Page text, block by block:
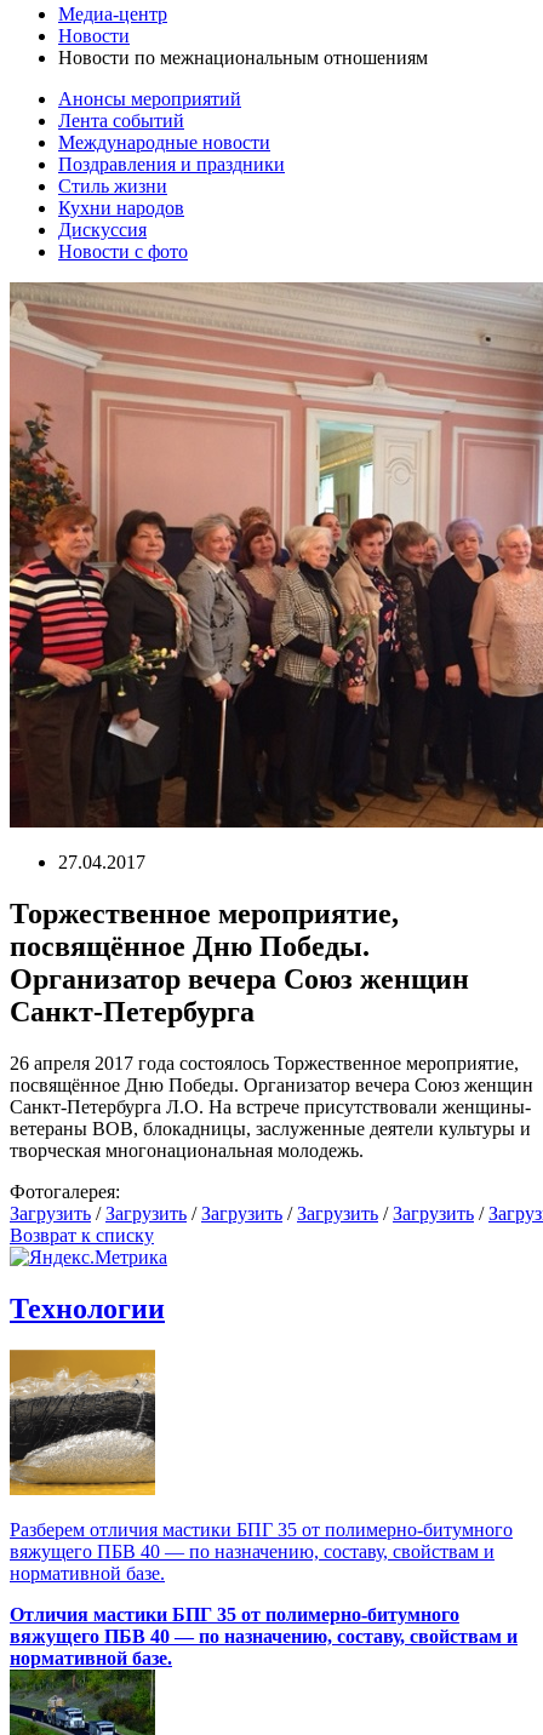
Медиа-центр
Новости
Новости по межнациональным отношениям
Анонсы мероприятий
Лента событий
Международные новости
Поздравления и праздники
Cтиль жизни
Кухни народов
Дискуссия
Новости с фото
27.04.2017
Торжественное мероприятие,
посвящённое Дню Победы.
Организатор вечера Союз женщин
Санкт-Петербурга
26 апреля 2017 года состоялось Торжественное мероприятие,
посвящённое Дню Победы. Организатор вечера Союз женщин
Санкт-Петербурга Л.О. На встрече присутствовали женщины-
ветераны ВОВ, блокадницы, заслуженные деятели культуры и
творческая многонациональная молодежь.
Фотогалерея:
Загрузить /Загрузить /Загрузить /Загрузить /Загрузить /
Возврат к списку
Технологии
Разберем отличия мастики БПГ 35 от полимерно‑битумного
вяжущего ПБВ 40 — по назначению, составу, свойствам и
нормативной базе.
Отличия мастики БПГ 35 от полимерно‑битумного
вяжущего ПБВ 40 — по назначению, составу, свойствам и
нормативной базе.